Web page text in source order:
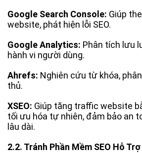
Google Search Console: Giúp
website, phát hiện lỗi SEO.
Google Analytics: Phân tích lưu
hành vi người dùng.
Ahrefs: Nghiên cứu từ khóa,
thủ.
XSEO: Giúp tăng traffic website
tối ưu hóa tự nhiên, đảm bảo an
lâu dài.
2.2. Tránh Phần Mềm SEO Hỗ